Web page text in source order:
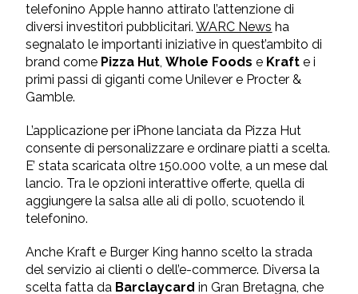
telefonino Apple hanno attirato l’attenzione di
diversi investitori pubblicitari.WARC News ha
segnalato le importanti iniziative in quest’ambito di
brand come Pizza Hut,Whole Foods e Kraft e i
primi passi di giganti come Unilever e Procter &
Gamble.
L’applicazione per iPhone lanciata da Pizza Hut
consente di personalizzare e ordinare piatti a scelta.
E’ stata scaricata oltre 150.000 volte, a un mese dal
lancio. Tra le opzioni interattive offerte, quella di
aggiungere la salsa alle ali di pollo, scuotendo il
telefonino.
Anche Kraft e Burger King hanno scelto la strada
del servizio ai clienti o dell’e-commerce. Diversa la
scelta fatta da Barclaycard in Gran Bretagna, che